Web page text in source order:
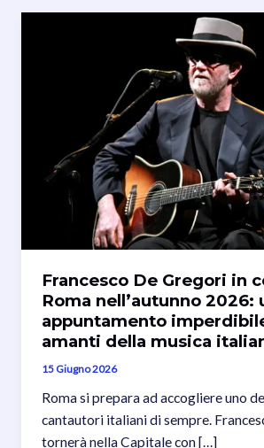
Francesco De Gregori in
Roma nell’autunno 2026:
appuntamento
amanti della musica
15 Giugno 2026
Roma si prepara ad accogliere uno
cantautori italiani di sempre.
tornerà nella Capitale con […]